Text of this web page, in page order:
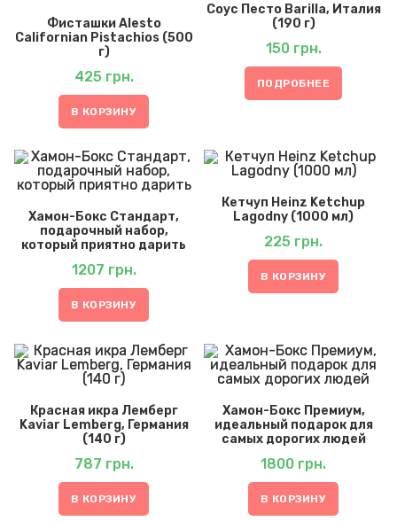
Фисташки Alesto
Californian Pistachios (500
г)
425 грн.
В КОРЗИНУ
Соус Песто Barilla, Италия
(190 г)
150 грн.
ПОДРОБНЕЕ
Хамон-Бокс Стандарт,
подарочный набор,
который приятно дарить
1207 грн.
В КОРЗИНУ
Кетчуп Heinz Ketchup
Lagodny (1000 мл)
225 грн.
В КОРЗИНУ
Красная икра Лемберг
Kaviar Lemberg, Германия
(140 г)
787 грн.
В КОРЗИНУ
Хамон-Бокс Премиум,
идеальный подарок для
самых дорогих людей
1800 грн.
В КОРЗИНУ